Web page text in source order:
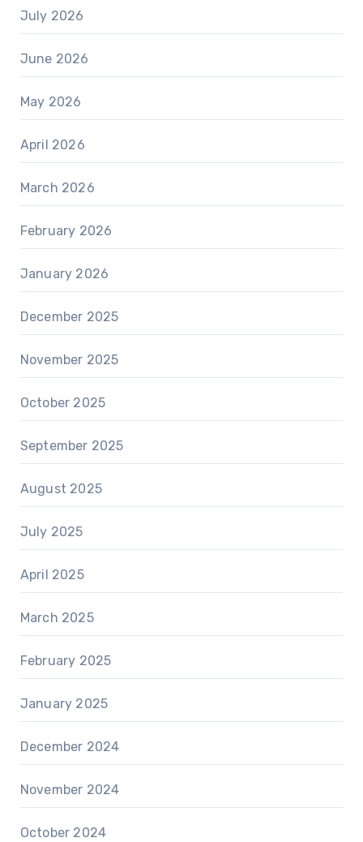
July 2026
June 2026
May 2026
April 2026
March 2026
February 2026
January 2026
December 2025
November 2025
October 2025
September 2025
August 2025
July 2025
April 2025
March 2025
February 2025
January 2025
December 2024
November 2024
October 2024